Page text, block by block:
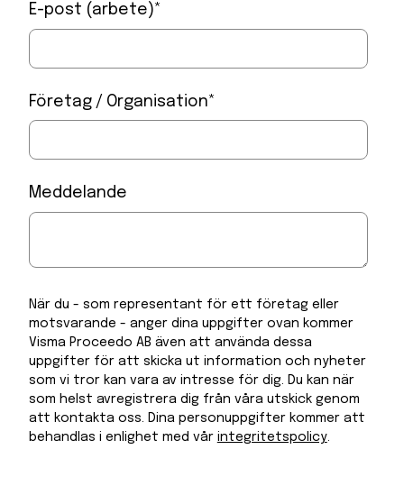
E-post (arbete)*
Företag / Organisation*
Meddelande
När du - som representant för ett företag eller
motsvarande - anger dina uppgifter ovan kommer
Visma Proceedo AB även att använda dessa
uppgifter för att skicka ut information och nyheter
som vi tror kan vara av intresse för dig. Du kan när
som helst avregistrera dig från våra utskick genom
att kontakta oss. Dina personuppgifter kommer att
behandlas i enlighet med vår integritetspolicy.